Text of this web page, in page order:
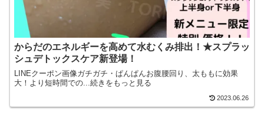
からだのエネルギーを高めて水むくみ排出！★スプラッ
シュデトックスケア新登場！
LINEクーポン画像ガチガチ・ぱんぱんお腹腰回り、太ももに効果
大！より短時間での...続きをもっと見る
2023.06.26